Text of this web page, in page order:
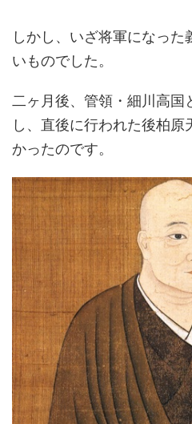
しかし、いざ将軍になっ
いものでした。
二ヶ月後、管領・細川高国
し、直後に行われた後柏
かったのです。